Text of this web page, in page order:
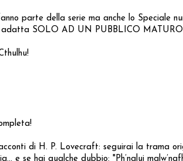
parte della serie ma anche lo Speciale
SOLO AD UN PUBBLICO
di H. P. Lovecraft: seguirai la trama
se hai qualche dubbio: "Ph’nglui